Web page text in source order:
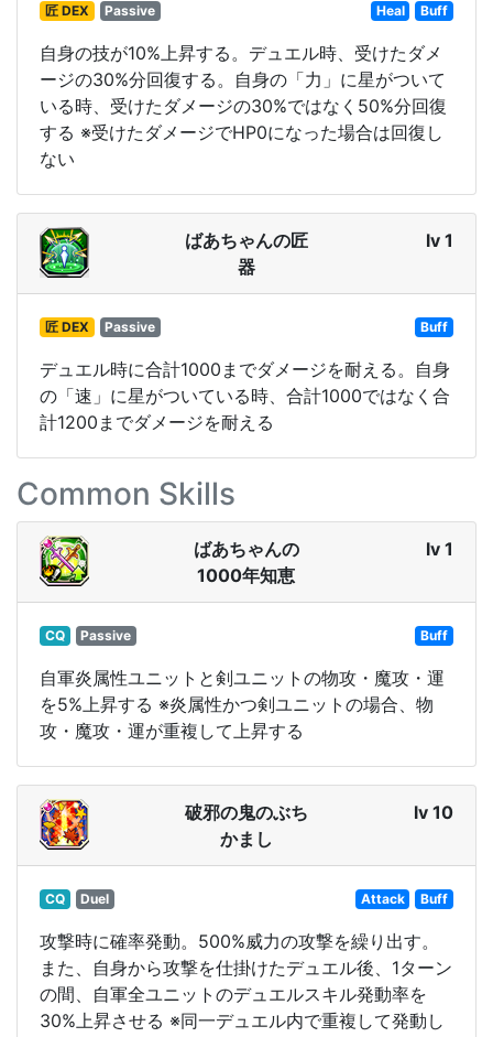
匠 DEX Passive Heal Buff
自身の技が10%上昇する。デュエル時、受けたダメ
ージの30%分回復する。自身の「力」に星がついて
いる時、受けたダメージの30%ではなく50%分回復
する ※受けたダメージでHP0になった場合は回復し
ない
ばあちゃんの匠
器
lv 1
匠 DEX Passive Buff
デュエル時に合計1000までダメージを耐える。自身
の「速」に星がついている時、合計1000ではなく合
計1200までダメージを耐える
Common Skills
ばあちゃんの
1000年知恵
lv 1
CQ Passive Buff
自軍炎属性ユニットと剣ユニットの物攻・魔攻・運
を5%上昇する ※炎属性かつ剣ユニットの場合、物
攻・魔攻・運が重複して上昇する
破邪の鬼のぶち
かまし
lv 10
CQ Duel Attack Buff
攻撃時に確率発動。500%威力の攻撃を繰り出す。
また、自身から攻撃を仕掛けたデュエル後、1ターン
の間、自軍全ユニットのデュエルスキル発動率を
30%上昇させる ※同一デュエル内で重複して発動し